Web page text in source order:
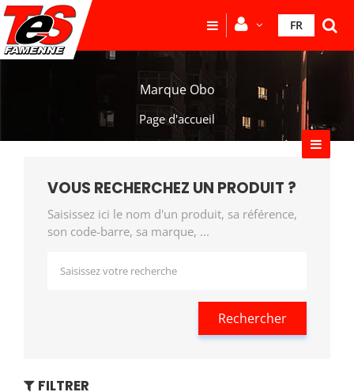
FR
Marque Obo
Page d'accueil
VOUS RECHERCHEZ UN PRODUIT ?
Saisissez ici le nom d'un produit, sa référence,
son code-barre, sa marque, ...
Rechercher
FILTRER